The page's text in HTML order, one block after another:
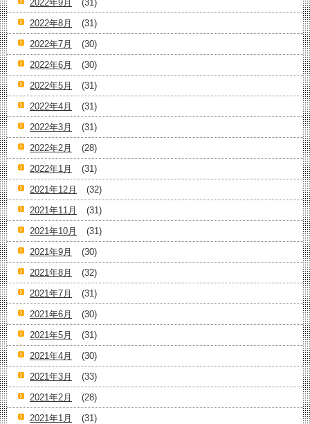
2022年9月
(31)
2022年8月
(31)
2022年7月
(30)
2022年6月
(30)
2022年5月
(31)
2022年4月
(31)
2022年3月
(31)
2022年2月
(28)
2022年1月
(31)
2021年12月
(32)
2021年11月
(31)
2021年10月
(31)
2021年9月
(30)
2021年8月
(32)
2021年7月
(31)
2021年6月
(30)
2021年5月
(31)
2021年4月
(30)
2021年3月
(33)
2021年2月
(28)
2021年1月
(31)